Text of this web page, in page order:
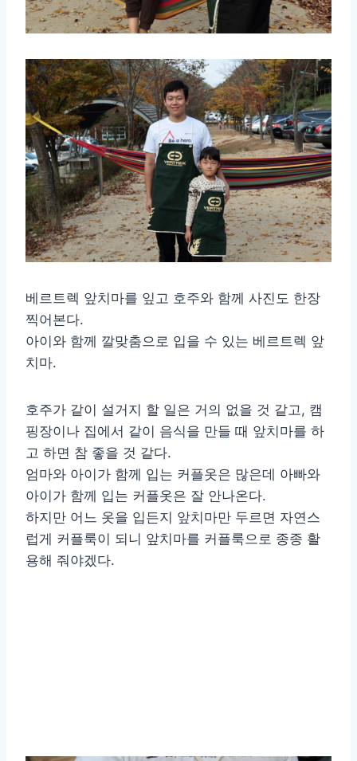
베르트렉 앞치마를 잎고 호주와 함께 사진도 한장
찍어본다.
아이와 함께 깔맞춤으로 입을 수 있는 베르트렉 앞
치마.
호주가 같이 설거지 할 일은 거의 없을 것 같고, 캠
핑장이나 집에서 같이 음식을 만들 때 앞치마를 하
고 하면 참 좋을 것 같다.
엄마와 아이가 함께 입는 커플옷은 많은데 아빠와
아이가 함께 입는 커플옷은 잘 안나온다.
하지만 어느 옷을 입든지 앞치마만 두르면 자연스
럽게 커플룩이 되니 앞치마를 커플룩으로 종종 활
용해 줘야겠다.